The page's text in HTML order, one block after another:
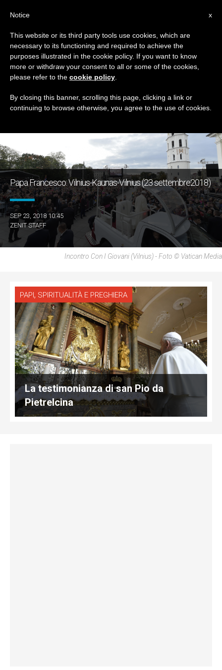
GIORNO
Settembre 23rd, 2018
ULTIME NOTIZIE
Papa Francesco: Vilnius-Kaunas-Vilnius (23 settembre2018)
SEP 23, 2018 10:45
ZENIT STAFF
Incontro Con I Giovani (Vilnius) - Foto © Vatican Media
PAPI, SPIRITUALITÀ E PREGHIERA
La testimonianza di san Pio da
Pietrelcina
x
Notice
This website or its third party tools use cookies, which are
necessary to its functioning and required to achieve the
purposes illustrated in the cookie policy. If you want to know
more or withdraw your consent to all or some of the cookies,
please refer to the cookie policy
By closing this banner, scrolling this page, clicking a link or
continuing to browse otherwise, you agree to the use of cookies.